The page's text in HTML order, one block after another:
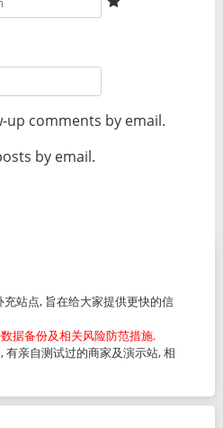
up comments by email.
by email.
站点, 旨在给大家提供更快的信
据备份及相关风险防范措施.
, 有亲自测试过的商家及演示站, 相